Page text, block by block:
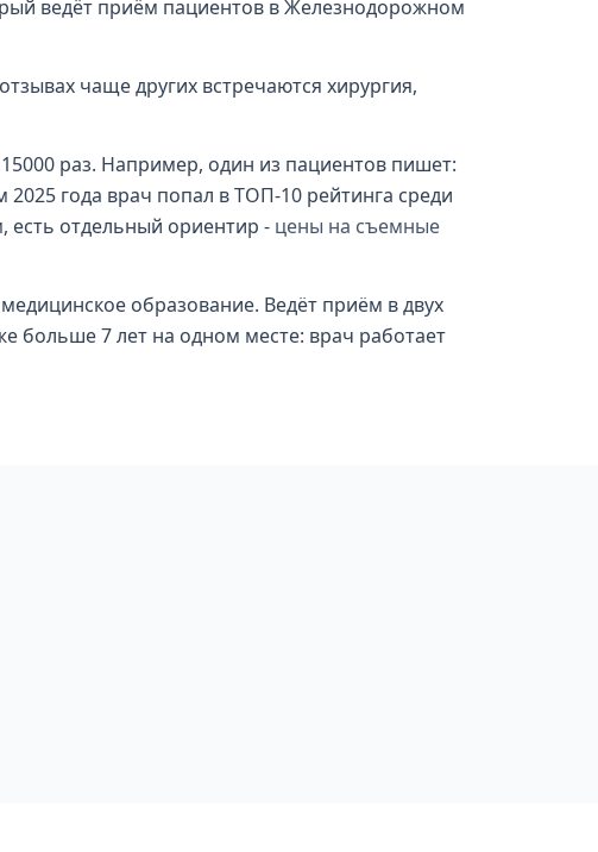
ведёт приём пациентов в Железнодорожном
чаще других встречаются хирургия,
раз. Например, один из пациентов пишет:
2025 года врач попал в ТОП-10 рейтинга среди
есть отдельный ориентир - цены на съемные
образование. Ведёт приём в двух
больше 7 лет на одном месте: врач работает